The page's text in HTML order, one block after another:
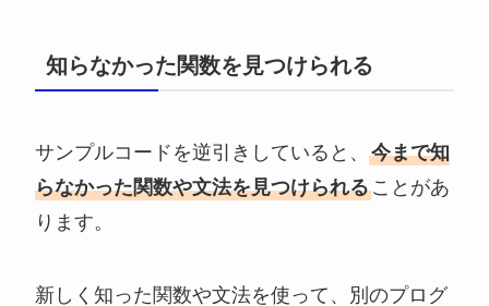
知らなかった関数を見つけられる
サンプルコードを逆引きしていると、今まで知
らなかった関数や文法を見つけられることがあ
ります。
新しく知った関数や文法を使って、別のプログ